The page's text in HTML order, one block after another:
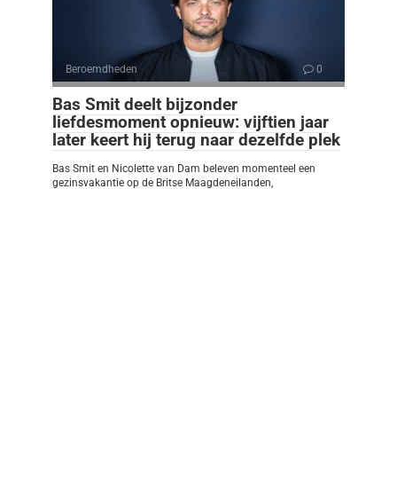
Beroemdheden 0
Bas Smit deelt bijzonder
liefdesmoment opnieuw: vijftien jaar
later keert hij terug naar dezelfde plek
Bas Smit en Nicolette van Dam beleven momenteel een
gezinsvakantie op de Britse Maagdeneilanden,